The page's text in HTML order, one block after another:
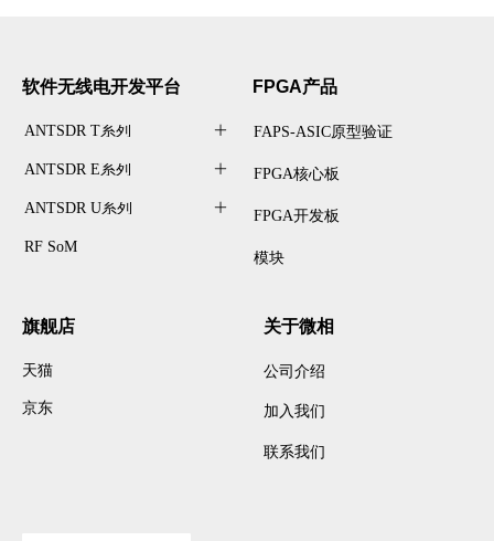
ꄶ
ANTSDR T系列
ꄶ
ANTSDR E系列
ꄶ
ANTSDR U系列
RF SoM
软件无线电开发平台 FPGA产品
FAPS-ASIC原型验证
FPGA核心板
FPGA开发板
模块
关于微相
公司介绍
加入我们
联系我们
旗舰店
天猫
京东